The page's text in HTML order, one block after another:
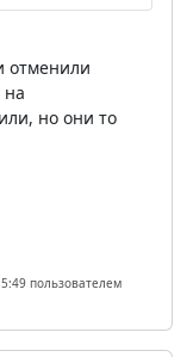
отменили
на
но они то
пользователем